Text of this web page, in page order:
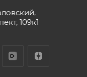
109к1